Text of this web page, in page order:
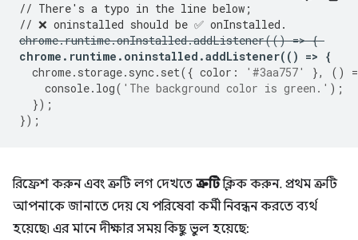
// There's a typo in the line below;
// ❌ oninstalled should be ✅ onInstalled.
chrome.runtime.onInstalled.addListener(() => {
chrome . runtime . oninstalled .addListener(() => {
chrome. storage. sync. set({ color : '#3aa757' }, ()
=
console. log( 'The background color is green.' );
});
});
রিফ্রেশ করুন এবং ত্রুটি লগ দেখতে ত্রুটিক্লিক করুন. প্রথম ত্রুটি
আপনাকে জানাতে দেয় যে পরিষেবা কর্মী নিবন্ধন করতে ব্যর্থ
হয়েছে৷ এর মানে দীক্ষার সময় কিছু ভুল হয়েছে: